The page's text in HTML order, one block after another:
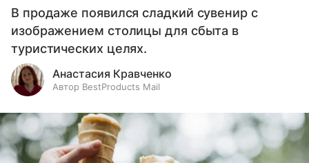
В продаже появился сладкий сувенир с
изображением столицы для сбыта в
туристических целях.
Анастасия Кравченко
Автор BestProducts Mail